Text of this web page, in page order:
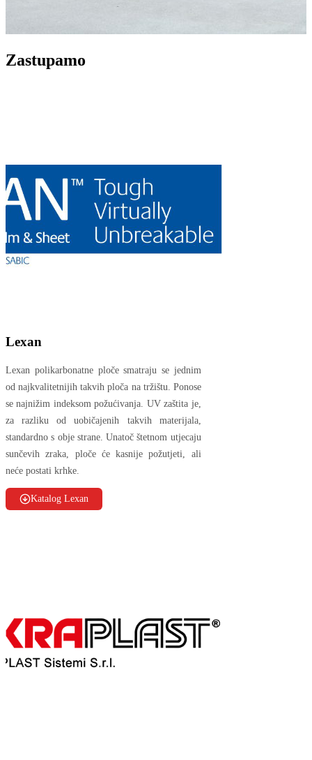
Zastupamo
Lexan
Lexan polikarbonatne ploče smatraju se jednim
od najkvalitetnijih takvih ploča na tržištu. Ponose
se najnižim indeksom požućivanja. UV zaštita je,
za razliku od uobičajenih takvih materijala,
standardno s obje strane. Unatoč štetnom utjecaju
sunčevih zraka, ploče će kasnije požutjeti, ali
neće postati krhke.
Katalog Lexan